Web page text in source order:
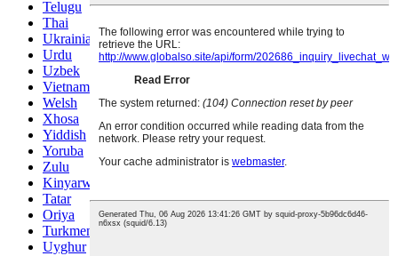
Telugu
Thai
Ukrainian
Urdu
Uzbek
Vietnamese
Welsh
Xhosa
Yiddish
Yoruba
Zulu
Kinyarwanda
Tatar
Oriya
Turkmen
Uyghur